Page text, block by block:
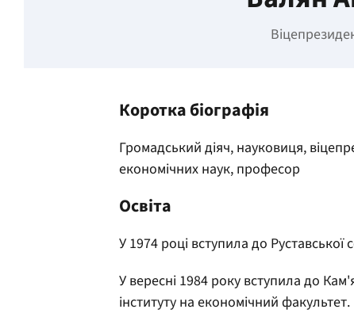
Коротка біографія
Громадський діяч, науковиця,
економічних наук, професор
Освіта
У 1974 році вступила до
У вересні 1984 року вступила до
інституту на економічний факультет.